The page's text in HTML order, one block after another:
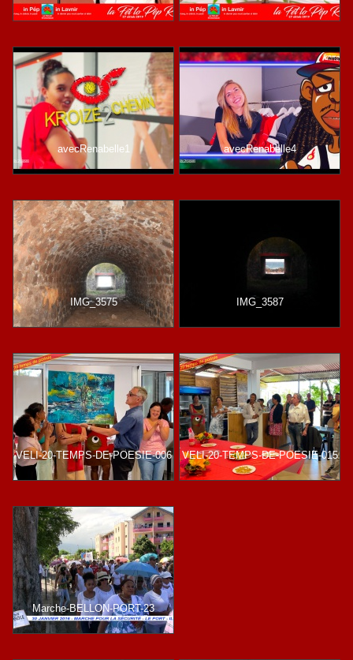
avecRenabelle1 avecRenabelle4
IMG_3575 IMG_3587
VELI-20-TEMPS-DE-POESIE-006 VELI-20-TEMPS-DE-POESIE-015
Marche-BELLON-PORT-23